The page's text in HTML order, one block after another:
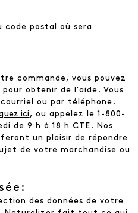
code postal où sera
commande, vous pouvez
obtenir de l'aide. Vous
ou par téléphone.
ici , ou appelez le 1-800-
de 9 h à 18 h CTE. Nos
un plaisir de répondre
de votre marchandise ou
des données de votre